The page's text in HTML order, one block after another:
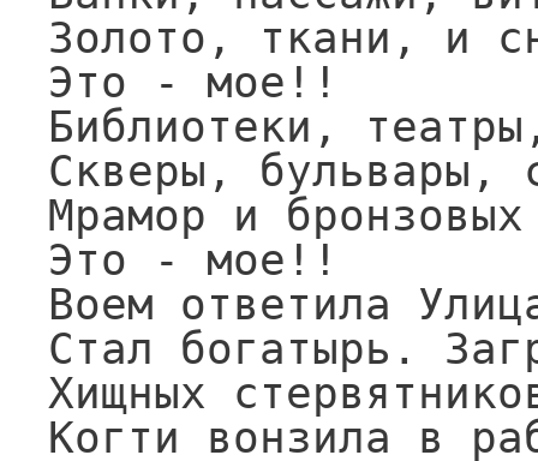
Золото, ткани, и
Это - мое!!
Библиотеки,
Скверы, бульвары,
Мрамор и
Это - мое!!
Воем ответила
Стал богатырь.
Хищных
Когти вонзила в